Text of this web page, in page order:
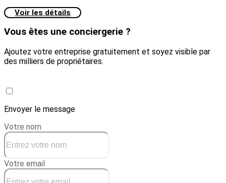
Voir les détails
Vous êtes une conciergerie ?
Ajoutez votre entreprise gratuitement et soyez visible par
des milliers de propriétaires.
Envoyer le message
Votre nom
Votre email